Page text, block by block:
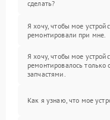
сделать?
Я хочу, чтобы мое
ремонтировали при мне.
Я хочу, чтобы мое
ремонтировалось
запчастями.
Как я узнаю, что мое